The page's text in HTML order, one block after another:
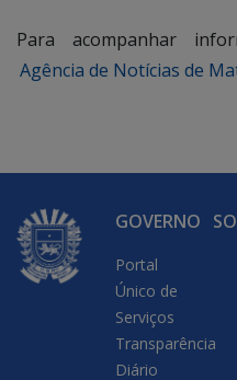
Para acompanhar
Agência de Notícias de
GOVERNO
Portal
Único de
Serviços
Transparência
Diário